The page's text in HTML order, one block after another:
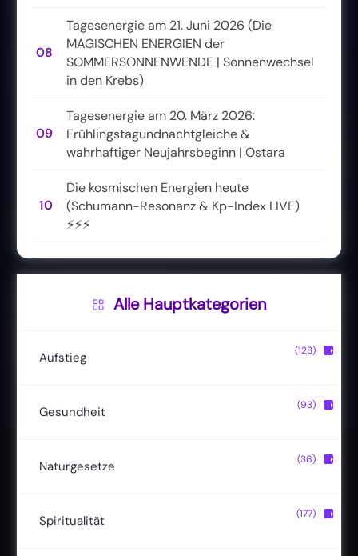
08
Tagesenergie am 21. Juni 2026 (Die
MAGISCHEN ENERGIEN der
SOMMERSONNENWENDE | Sonnenwechsel
in den Krebs)
09
Tagesenergie am 20. März 2026:
Frühlingstagundnachtgleiche &
wahrhaftiger Neujahrsbeginn | Ostara
10
Die kosmischen Energien heute
(Schumann-Resonanz & Kp-Index LIVE)
⚡⚡⚡
Alle Hauptkategorien
Aufstieg
Christusbewusstsein (20)
(11)
(22)
(128) ▶
Gesundheit
(13)
(24)
(93) ▶
Naturgesetze
Hermetik (15)
(36) ▶
Spiritualität (177) ▶